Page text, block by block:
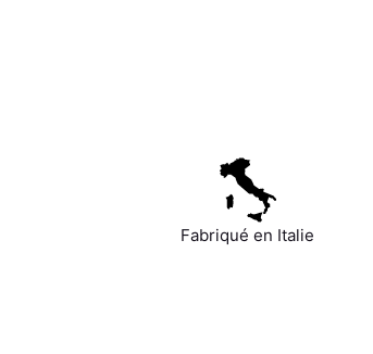
Fabriqué en Italie